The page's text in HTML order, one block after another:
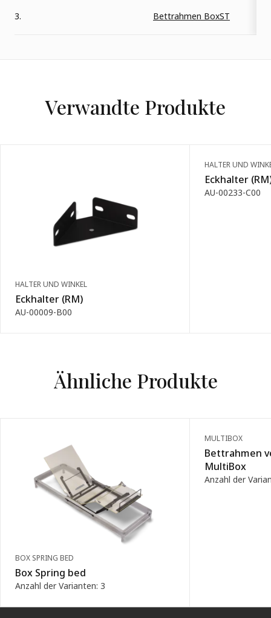
3. Bettrahmen BoxST
Verwandte Produkte
HALTER UND WINKEL
Eckhalter (RM)
AU-00009-B00
HALTER UND
Eckhalter
AU-00233-C00
Ähnliche Produkte
BOX SPRING BED
Box Spring bed
Anzahl der Varianten: 3
MULTIBOX
Bettrahmen
MultiBox
Anzahl der